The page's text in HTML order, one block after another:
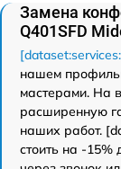
Замена
Q401SFD
нашем
мастерами. На
расширенную
наших работ.
стоить на -